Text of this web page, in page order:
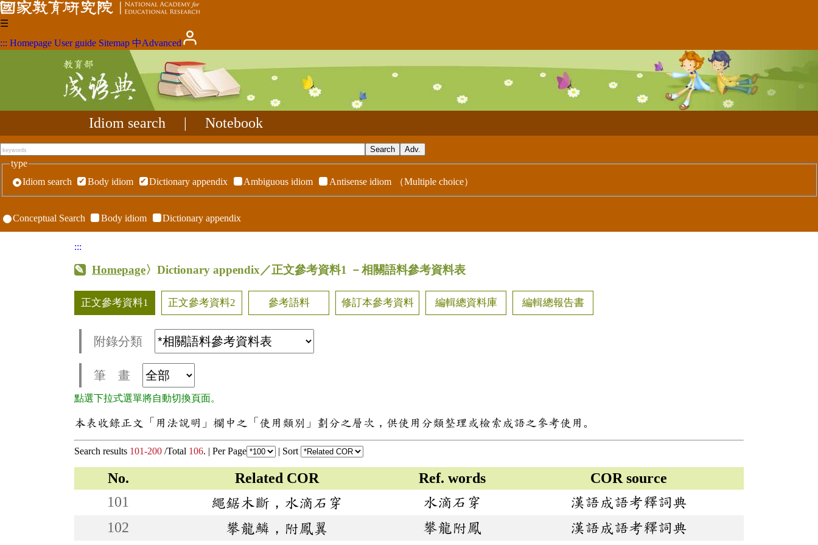
☰
::: Homepage User guide Sitemap 中Advanced
Idiom search Notebook
type
Idiom search
Body idiom Dictionary appendix Ambiguous idiom Antisense idiom （Multiple choice）
Conceptual Search Body idiom Dictionary appendix
:::
Homepage〉Dictionary appendix／正文參考資料1 －相關語料參考資料表
正文參考資料1 正文參考資料2 參考語料 修訂本參考資料 編輯總資料庫 編輯總報告書
附錄分類
筆 畫
點選下拉式選單將自動切換頁面。
本表收錄正文「用法說明」欄中之「使用類別」劃分之層次，供使用分類整理或檢索成語之參考使用。
Search results 101-200 /Total 106. | Per Page | Sort
No. Related COR Ref. words
COR source
101
繩鋸木斷，水滴石穿 水滴石穿
漢語成語考釋詞典
102
攀龍鱗，附鳳翼 攀龍附鳳
漢語成語考釋詞典